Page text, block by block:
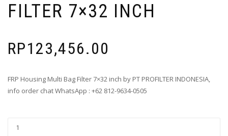
FILTER 7×32 INCH
RP123,456.00
FRP Housing Multi Bag Filter 7×32 inch by PT PROFILTER INDONESIA,
info order chat WhatsApp : +62 812-9634-0505